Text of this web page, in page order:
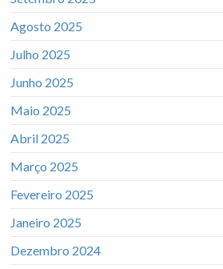
Agosto 2025
Julho 2025
Junho 2025
Maio 2025
Abril 2025
Março 2025
Fevereiro 2025
Janeiro 2025
Dezembro 2024